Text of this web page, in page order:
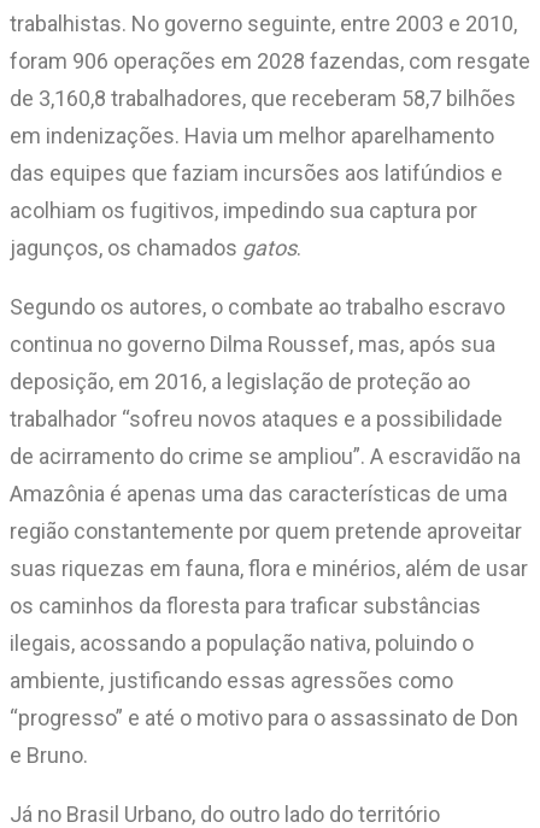
trabalhistas. No governo seguinte, entre 2003 e 2010,
foram 906 operações em 2028 fazendas, com resgate
de 3,160,8 trabalhadores, que receberam 58,7 bilhões
em indenizações. Havia um melhor aparelhamento
das equipes que faziam incursões aos latifúndios e
acolhiam os fugitivos, impedindo sua captura por
jagunços, os chamados gatos.
Segundo os autores, o combate ao trabalho escravo
continua no governo Dilma Roussef, mas, após sua
deposição, em 2016, a legislação de proteção ao
trabalhador “sofreu novos ataques e a possibilidade
de acirramento do crime se ampliou”. A escravidão na
Amazônia é apenas uma das características de uma
região constantemente por quem pretende aproveitar
suas riquezas em fauna, flora e minérios, além de usar
os caminhos da floresta para traficar substâncias
ilegais, acossando a população nativa, poluindo o
ambiente, justificando essas agressões como
“progresso” e até o motivo para o assassinato de Don
e Bruno.
Já no Brasil Urbano, do outro lado do território